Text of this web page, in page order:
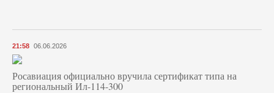
21:58 06.06.2026
Росавиация официально вручила сертификат типа на
региональный Ил-114-300